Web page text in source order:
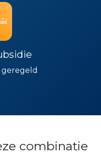
geregeld
combinatie